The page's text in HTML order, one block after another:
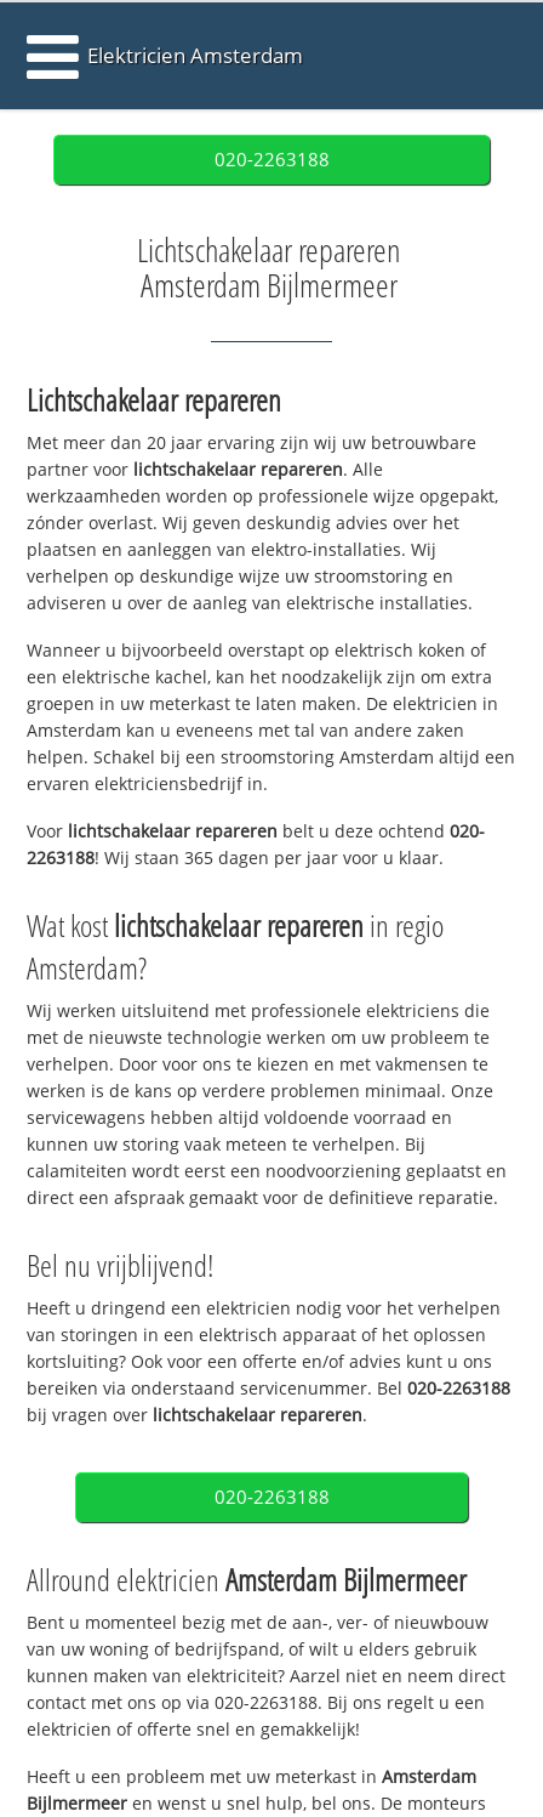
Elektricien Amsterdam
020-2263188
Lichtschakelaar repareren
Amsterdam Bijlmermeer
Lichtschakelaar repareren
Met meer dan 20 jaar ervaring zijn wij uw betrouwbare
partner voor lichtschakelaar repareren. Alle
werkzaamheden worden op professionele wijze opgepakt,
zónder overlast. Wij geven deskundig advies over het
plaatsen en aanleggen van elektro-installaties. Wij
verhelpen op deskundige wijze uw stroomstoring en
adviseren u over de aanleg van elektrische installaties.
Wanneer u bijvoorbeeld overstapt op elektrisch koken of
een elektrische kachel, kan het noodzakelijk zijn om extra
groepen in uw meterkast te laten maken. De elektricien in
Amsterdam kan u eveneens met tal van andere zaken
helpen. Schakel bij een stroomstoring Amsterdam altijd een
ervaren elektriciensbedrijf in.
Voor lichtschakelaar repareren belt u deze ochtend020-
2263188! Wij staan 365 dagen per jaar voor u klaar.
Wat kostlichtschakelaar repareren in regio
Amsterdam?
Wij werken uitsluitend met professionele elektriciens die
met de nieuwste technologie werken om uw probleem te
verhelpen. Door voor ons te kiezen en met vakmensen te
werken is de kans op verdere problemen minimaal. Onze
servicewagens hebben altijd voldoende voorraad en
kunnen uw storing vaak meteen te verhelpen. Bij
calamiteiten wordt eerst een noodvoorziening geplaatst en
direct een afspraak gemaakt voor de definitieve reparatie.
Bel nu vrijblijvend!
Heeft u dringend een elektricien nodig voor het verhelpen
van storingen in een elektrisch apparaat of het oplossen
kortsluiting? Ook voor een offerte en/of advies kunt u ons
bereiken via onderstaand servicenummer. Bel020-2263188
bij vragen over lichtschakelaar repareren.
020-2263188
Allround elektricienAmsterdam Bijlmermeer
Bent u momenteel bezig met de aan-, ver- of nieuwbouw
van uw woning of bedrijfspand, of wilt u elders gebruik
kunnen maken van elektriciteit? Aarzel niet en neem direct
contact met ons op via 020-2263188. Bij ons regelt u een
elektricien of offerte snel en gemakkelijk!
Heeft u een probleem met uw meterkast inAmsterdam
Bijlmermeer en wenst u snel hulp, bel ons. De monteurs